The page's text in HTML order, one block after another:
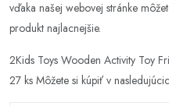
vďaka našej webovej stránke
produkt najlacnejšie.
2Kids Toys Wooden Activity Toy
27 ks Môžete si kúpiť v